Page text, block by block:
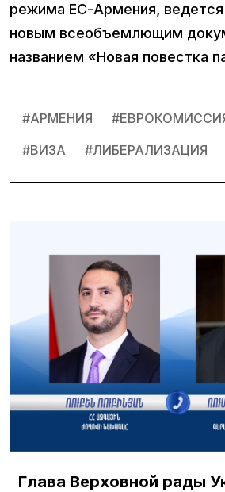
режима ЕС-Армения, ведется
новым всеобъемлющим
названием «Новая повестка
#АРМЕНИЯ #
#ВИЗА #ЛИБЕРАЛИЗАЦИЯ
Глава Верховной рады